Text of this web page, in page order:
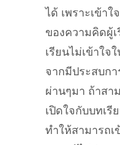
ได้ เพราะเข้า
ของความคิดผู้
เรียนไม่เข้าใจ
จากมีประสบก
ผ่านๆมา ถ้าสา
เปิดใจกับบทเรี
ทำให้สามารถเ